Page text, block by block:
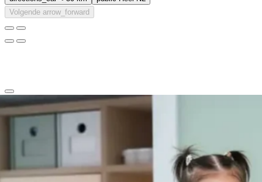
Volgende arrow_forward
clear arrow_back_ios_new
favorite
share